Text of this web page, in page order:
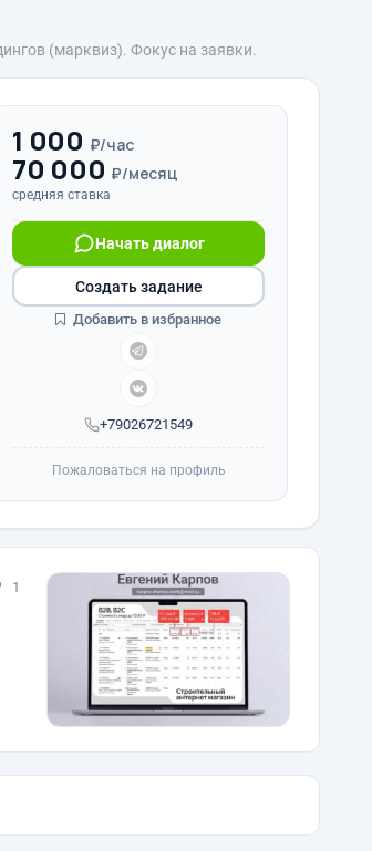
(марквиз). Фокус на заявки.
1 000 ₽/час
70 000 ₽/месяц
средняя ставка
+79026721549
Начать диалог
Создать задание
Добавить в избранное
Пожаловаться на профиль
1